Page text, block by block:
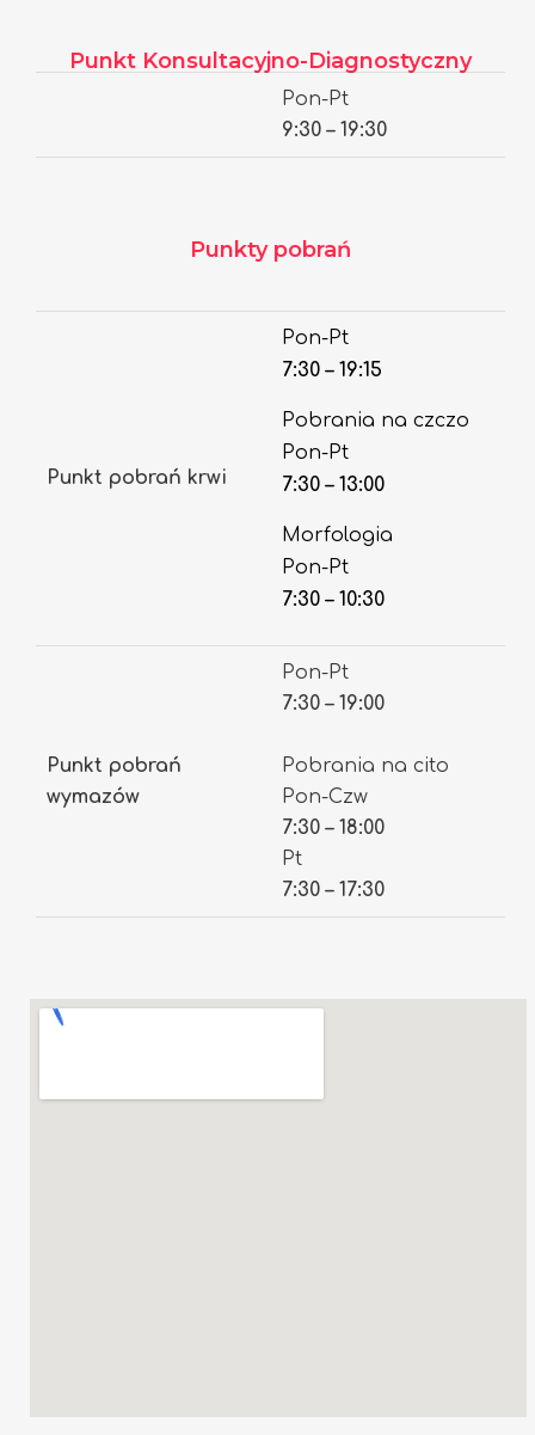
Punkt Konsultacyjno-Diagnostyczny
Pon-Pt
9:30 – 19:30
Punkty pobrań
Punkt pobrań krwi
Pon-Pt
7:30 – 19:15
Pobrania na czczo
Pon-Pt
7:30 – 13:00
Morfologia
Pon-Pt
7:30 – 10:30
Punkt pobrań
wymazów
Pon-Pt
7:30 – 19:00
Pobrania na cito
Pon-Czw
7:30 – 18:00
Pt
7:30 – 17:30